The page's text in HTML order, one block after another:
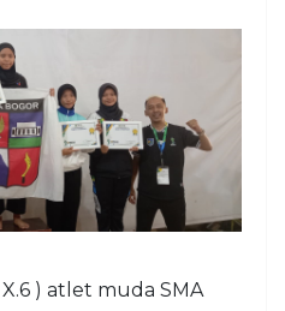
) atlet muda SMA